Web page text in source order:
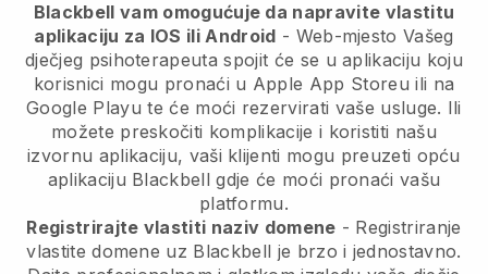
Blackbell vam omogućuje da napravite vlastitu
aplikaciju za IOS ili Android - Web-mjesto Vašeg
dječjeg psihoterapeuta spojit će se u aplikaciju koju
korisnici mogu pronaći u Apple App Storeu ili na
Google Playu te će moći rezervirati vaše usluge. Ili
možete preskočiti komplikacije i koristiti našu
izvornu aplikaciju, vaši klijenti mogu preuzeti opću
aplikaciju Blackbell gdje će moći pronaći vašu
platformu.
Registrirajte vlastiti naziv domene - Registriranje
vlastite domene uz Blackbell je brzo i jednostavno.